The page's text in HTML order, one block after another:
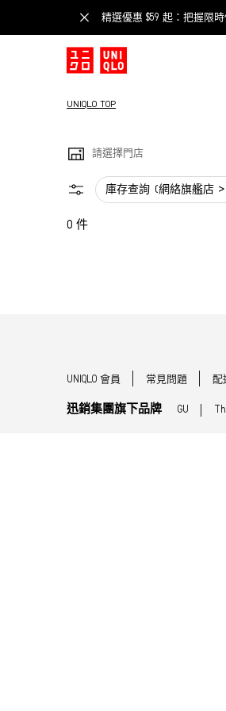
精選優惠 $59 起：把握限
UNIQLO TOP
請選擇門店
庫存查詢 (網絡旗艦店
0 件
UNIQLO 會員 常見問題 配
迅銷集團旗下品牌 GU